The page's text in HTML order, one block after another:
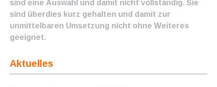
sind eine Auswahl und damit nicht vollständig. Sie
sind überdies kurz gehalten und damit zur
unmittelbaren Umsetzung nicht ohne Weiteres
geeignet.
Aktuelles